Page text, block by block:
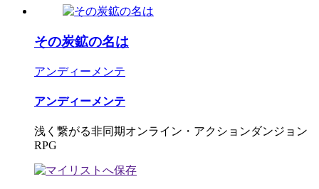
その炭鉱の名は
アンディーメンテ
アンディーメンテ
浅く繋がる非同期オンライン・アクションダンジョン
RPG